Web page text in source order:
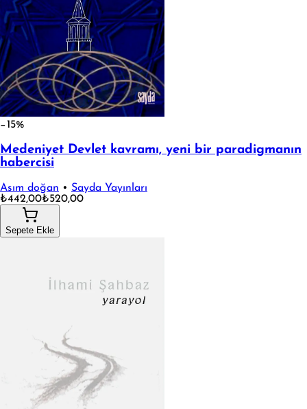
−15%
Medeniyet Devlet kavramı, yeni bir paradigmanın
habercisi
Asım doğan • Sayda Yayınları
₺442,00₺520,00
Sepete Ekle